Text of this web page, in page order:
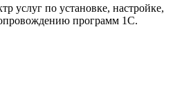
услуг по установке, настройке,
программ 1С.